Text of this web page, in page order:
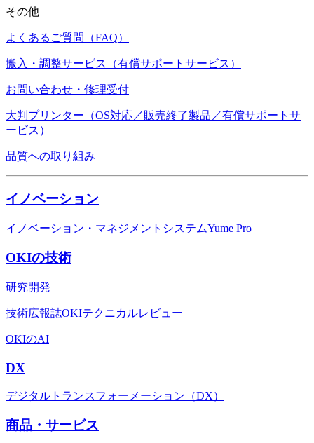
その他
よくあるご質問（FAQ）
搬入・調整サービス（有償サポートサービス）
お問い合わせ・修理受付
大判プリンター（OS対応／販売終了製品／有償サポートサ
ービス）
品質への取り組み
イノベーション
イノベーション・マネジメントシステムYume Pro
OKIの技術
研究開発
技術広報誌OKIテクニカルレビュー
OKIのAI
DX
デジタルトランスフォーメーション（DX）
商品・サービス